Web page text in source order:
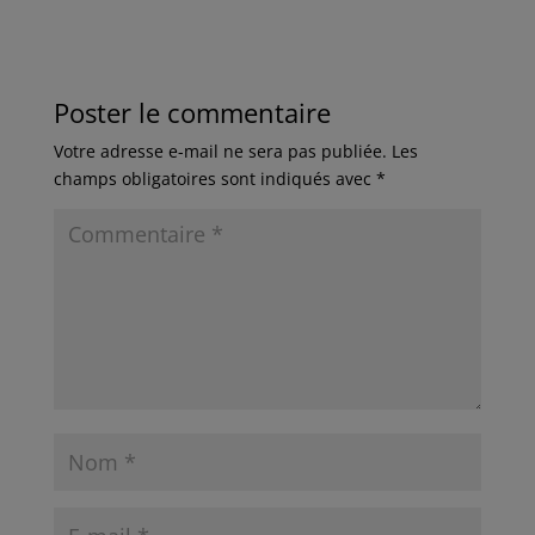
Poster le commentaire
Votre adresse e-mail ne sera pas publiée. Les
champs obligatoires sont indiqués avec *